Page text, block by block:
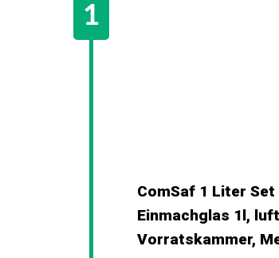
ComSaf 1 Liter
Einmachglas 1l,
Vorratskammer,